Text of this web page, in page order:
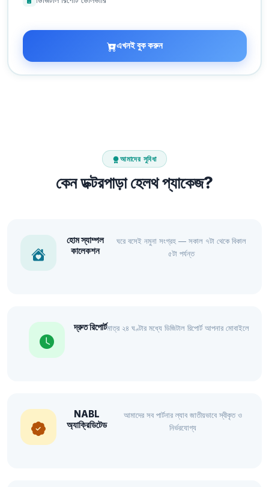
এখনই বুক করুন
আমাদের সুবিধা
কেন ডক্টরপাড়া হেলথ প্যাকেজ?
হোম স্যাম্পল
কালেকশন
ঘরে বসেই নমুনা সংগ্রহ — সকাল ৭টা থেকে বিকাল
৫টা পর্যন্ত
দ্রুত রিপোর্টমাত্র ২৪ ঘণ্টার মধ্যে ডিজিটাল রিপোর্ট আপনার মোবাইলে
NABL
অ্যাক্রিডিটেড
আমাদের সব পার্টনার ল্যাব জাতীয়ভাবে স্বীকৃত ও
নির্ভরযোগ্য